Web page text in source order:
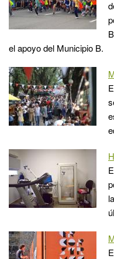
el apoyo del Municipio B.